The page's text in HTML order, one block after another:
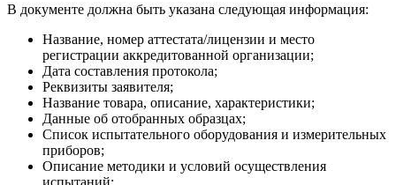
В документе должна быть указана следующая информация:
Название, номер аттестата/лицензии и место
регистрации аккредитованной организации;
Дата составления протокола;
Реквизиты заявителя;
Название товара, описание, характеристики;
Данные об отобранных образцах;
Список испытательного оборудования и измерительных
приборов;
Описание методики и условий осуществления
испытаний;